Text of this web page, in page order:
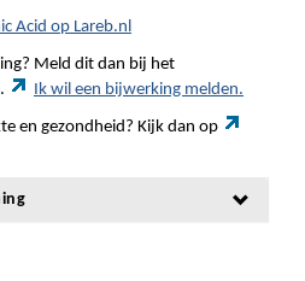
Acid op Lareb.nl
Meld dit dan bij het
Ik wil een bijwerking melden.
en gezondheid? Kijk dan op